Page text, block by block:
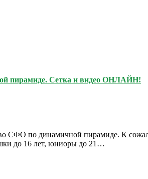
пирамиде. Сетка и видео ОНЛАЙН!
СФО по динамичной пирамиде. К
до 16 лет, юниоры до 21…